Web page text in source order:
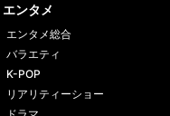
エンタメ
エンタメ総合
バラエティ
K-POP
リアリティーショー